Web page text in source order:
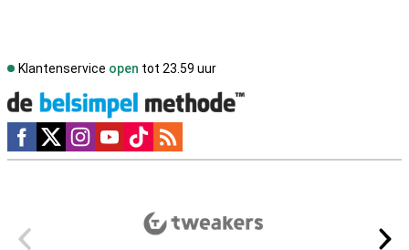
Klantenservice open tot 23.59 uur
Social media